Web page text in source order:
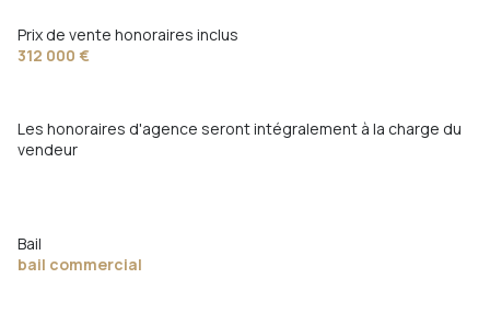
Prix de vente honoraires inclus
312 000 €
Les honoraires d'agence seront intégralement à la charge du
vendeur
Bail
bail commercial